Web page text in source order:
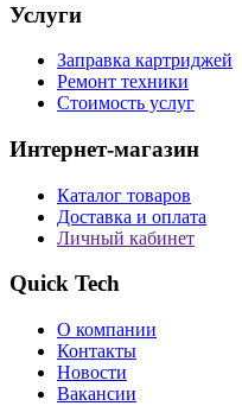
Услуги
Заправка картриджей
Ремонт техники
Стоимость услуг
Интернет-магазин
Каталог товаров
Доставка и оплата
Личный кабинет
Quick Tech
О компании
Контакты
Новости
Вакансии